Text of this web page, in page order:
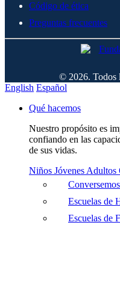
Código de ética
Preguntas frecuentes
© 2026. Todos
English Español
Qué hacemos
Nuestro propósito es
confiando en las
de sus vidas.
Niños Jóvenes Adultos
Escuelas de
Escuelas de